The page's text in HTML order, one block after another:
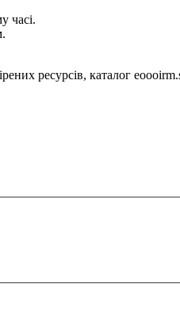
часі.
ресурсів, каталог